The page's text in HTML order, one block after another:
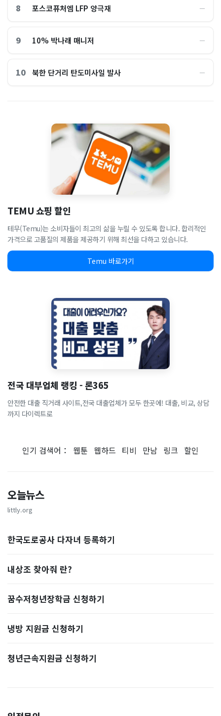
8 포스코퓨처엠 LFP 양극재 ―
9 10% 박나래 매니저 ―
10 북한 단거리 탄도미사일 발사 ―
TEMU 쇼핑 할인
테무(Temu)는 소비자들이 최고의 삶을 누릴 수 있도록 합니다. 합리적인
가격으로 고품질의 제품을 제공하기 위해 최선을 다하고 있습니다.
Temu 바로가기
전국 대부업체 랭킹 - 론365
안전한 대출 직거래 사이트,전국 대출업체가 모두 한곳에! 대출, 비교, 상담
까지 다이렉트로
인기 검색어： 웹툰 웹하드 티비 만남 링크 할인
오늘뉴스
littly.org
한국도로공사 다자녀 등록하기
내상조 찾아줘 란?
꿈수저청년장학금 신청하기
냉방 지원금 신청하기
청년근속지원금 신청하기